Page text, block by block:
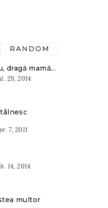
RANDOM
dragă mamă...
29, 2014
7, 2011
14, 2014
multor